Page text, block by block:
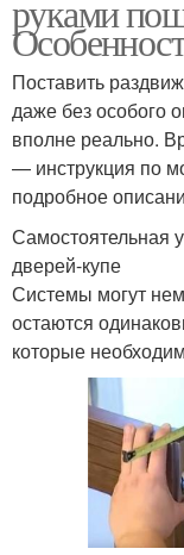
руками
Поставить
даже без особого
вполне реально.
— инструкция по
подробное
Самостоятельная
дверей-купе
Системы могут
остаются
которые